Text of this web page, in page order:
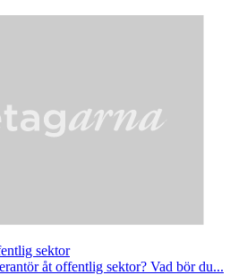
sektor
åt offentlig sektor? Vad bör du...